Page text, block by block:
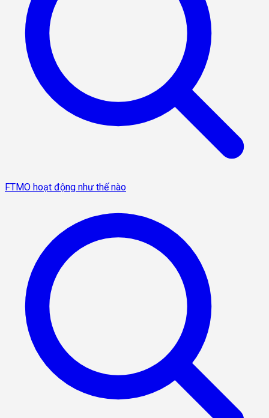
FTMO hoạt động như thế nào